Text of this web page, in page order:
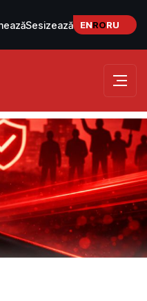
Sesizează ENRORU